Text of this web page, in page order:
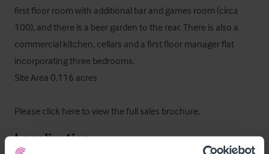
first floor room with additional bar and games room (circa
100), and there is a beer garden to the rear. There is also a
commercial kitchen, cellars and a first floor manager flat
incorporating three bedrooms.
Site Area 0.116 acres
Please click here to view the full sales brochure.
Localisation